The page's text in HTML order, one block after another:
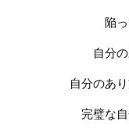
陥
自分
自分のあ
完璧な